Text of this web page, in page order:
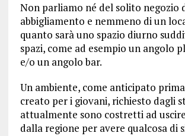
Non parliamo né del solito negozio
abbigliamento e nemmeno di un
quanto sarà uno spazio diurno
spazi, come ad esempio un angolo
e/o un angolo bar.
Un ambiente, come anticipato
creato per i giovani, richiesto dagli
attualmente sono costretti ad
dalla regione per avere qualcosa di